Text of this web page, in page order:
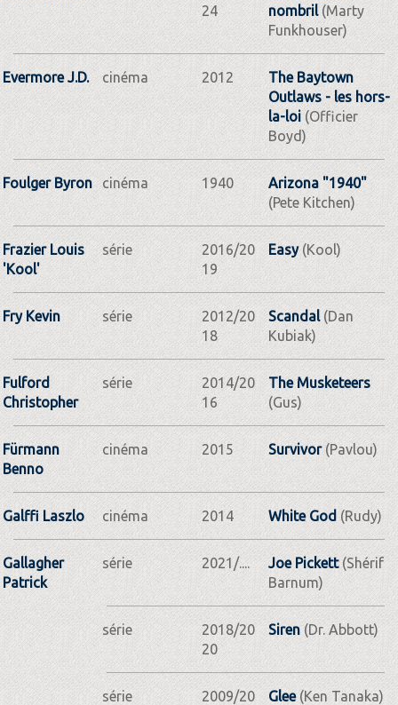
24
nombril(Marty
Funkhouser)
Evermore J.D. cinéma 2012
The Baytown
Outlaws - les hors-
la-loi(Officier
Boyd)
Foulger Byron cinéma 1940
Arizona "1940"
(Pete Kitchen)
Frazier Louis
'Kool'
série
2016/20
19
Easy(Kool)
Fry Kevin série
2012/20
18
Scandal(Dan
Kubiak)
Fulford
Christopher
série
2014/20
16
The Musketeers
(Gus)
Fürmann
Benno
cinéma 2015 Survivor(Pavlou)
Galffi Laszlo cinéma 2014 White God (Rudy)
Gallagher
Patrick
série 2021/.... Joe Pickett(Shérif
Barnum)
série
2018/20
20
Siren(Dr. Abbott)
série
2009/20
Glee(Ken Tanaka)